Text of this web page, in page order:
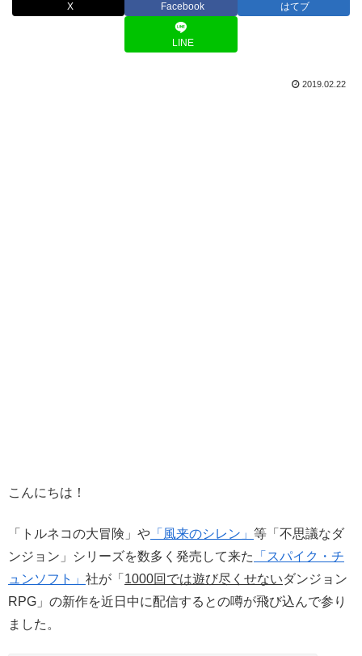
X Facebook はてブ
LINE
2019.02.22
こんにちは！
「トルネコの大冒険」や 「風来のシレン」 等「不思議なダ
ンジョン」シリーズを数多く発売して来た
「スパイク・チ
ュンソフト」 社が「 1000回では遊び尽くせないダンジョン
RPG」の新作を近日中に配信するとの噂が飛び込んで参り
ました。